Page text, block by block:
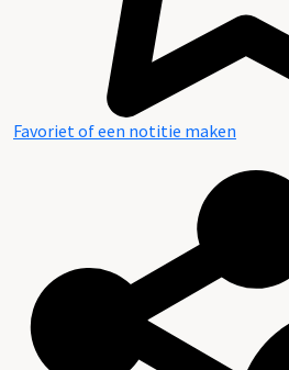
Inventaris
Favoriet of een notitie maken